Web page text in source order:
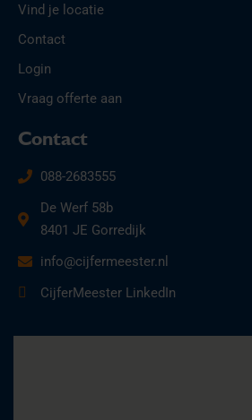
Vind je locatie
Contact
Login
Vraag offerte aan
Contact
088-2683555
De Werf 58b
8401 JE Gorredijk
info@cijfermeester.nl
CijferMeester LinkedIn